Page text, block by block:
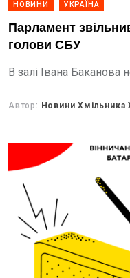
НОВИНИ УКРАЇНА
Парламент
голови СБУ
В залі Івана Баканова
Автор: Новини Хмільника